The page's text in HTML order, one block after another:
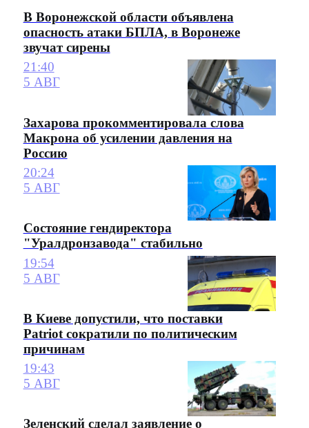
В Воронежской области объявлена
опасность атаки БПЛА, в Воронеже
звучат сирены
21:40
5 АВГ
Захарова прокомментировала слова
Макрона об усилении давления на
Россию
20:24
5 АВГ
Состояние гендиректора
"Уралдронзавода" стабильно
19:54
5 АВГ
В Киеве допустили, что поставки
Patriot сократили по политическим
причинам
19:43
5 АВГ
Зеленский сделал заявление о